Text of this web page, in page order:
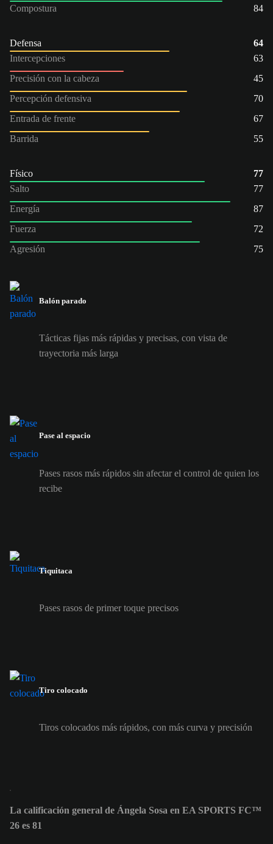
Compostura
84
Defensa
64
Intercepciones
63
Precisión con la cabeza
45
Percepción defensiva
70
Entrada de frente
67
Barrida
55
Físico
77
Salto
77
Energía
87
Fuerza
72
Agresión
75
Balón parado
Tácticas fijas más rápidas y precisas, con vista de
trayectoria más larga
Pase al espacio
Pases rasos más rápidos sin afectar el control de quien los
recibe
Tiquitaca
Pases rasos de primer toque precisos
Tiro colocado
Tiros colocados más rápidos, con más curva y precisión
La calificación general de Ángela Sosa en EA SPORTS FC™
26 es 81